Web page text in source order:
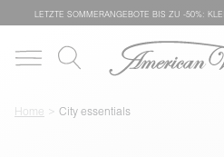
LETZTE SOMMERANGEBOTE BIS ZU -50%:
Home City essentials